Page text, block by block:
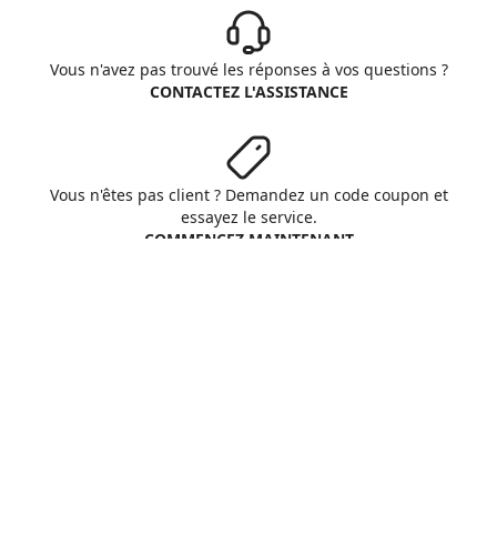
Vous n'avez pas trouvé les réponses à vos questions ?
CONTACTEZ L'ASSISTANCE
Vous n'êtes pas client ? Demandez un code coupon et
essayez le service.
COMMENCEZ MAINTENANT